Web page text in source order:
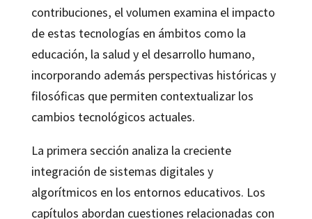
contribuciones, el volumen examina el impacto
de estas tecnologías en ámbitos como la
educación, la salud y el desarrollo humano,
incorporando además perspectivas históricas y
filosóficas que permiten contextualizar los
cambios tecnológicos actuales.
La primera sección analiza la creciente
integración de sistemas digitales y
algorítmicos en los entornos educativos. Los
capítulos abordan cuestiones relacionadas con